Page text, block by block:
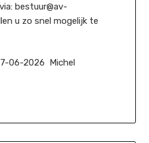
bestuur@av-
u zo snel mogelijk te
06-2026 Michel